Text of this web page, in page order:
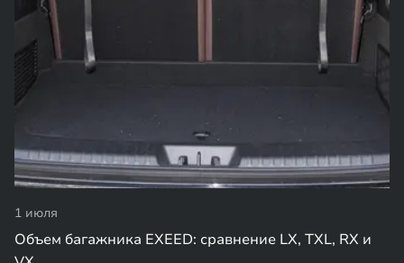
1 июля
Объем багажника EXEED: сравнение LX, TXL, RX и